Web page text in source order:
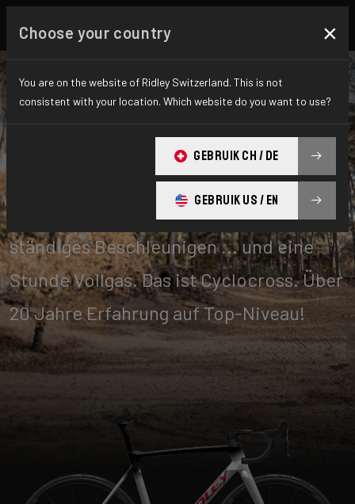
Cyclo-cross
Knifflige Kurven, Off-Cambers,
ständiges Beschleunigen ... und eine
Stunde Vollgas. Das ist Cyclocross. Über
20 Jahre Erfahrung auf Top-Niveau!
Choose your country ×
You are on the website of Ridley Switzerland. This is not
consistent with your location. Which website do you want to use?
GEBRUIK CH / DE
GEBRUIK US / EN